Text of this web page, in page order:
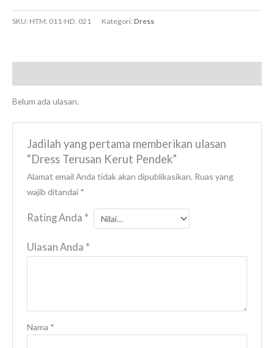
SKU: HTM. 011-HD. 021 Kategori:Dress
Belum ada ulasan.
Jadilah yang pertama memberikan ulasan
“Dress Terusan Kerut Pendek”
Alamat email Anda tidak akan dipublikasikan. Ruas yang
wajib ditandai *
Rating Anda *
Ulasan Anda *
Nama *